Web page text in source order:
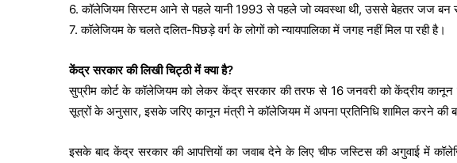
6. कॉलेजियम सिस्टम आने से पहले यानी 1993 से पहले जो व्यवस्था थी, उससे बेहतर जज बन
7. कॉलेजियम के चलते दलित-पिछड़े वर्ग के लोगों को न्यायपालिका में जगह नहीं मिल पा रही है।
केंद्र सरकार की लिखी चिट्ठी में क्या है?
सुप्रीम कोर्ट के कॉलेजियम को लेकर केंद्र सरकार की तरफ से 16 जनवरी को केंद्रीय कानून
सूत्रों के अनुसार, इसके जरिए कानून मंत्री ने कॉलेजियम में अपना प्रतिनिधि शामिल करने की
इसके बाद केंद्र सरकार की आपत्तियों का जवाब देने के लिए चीफ जस्टिस की अगुवाई में